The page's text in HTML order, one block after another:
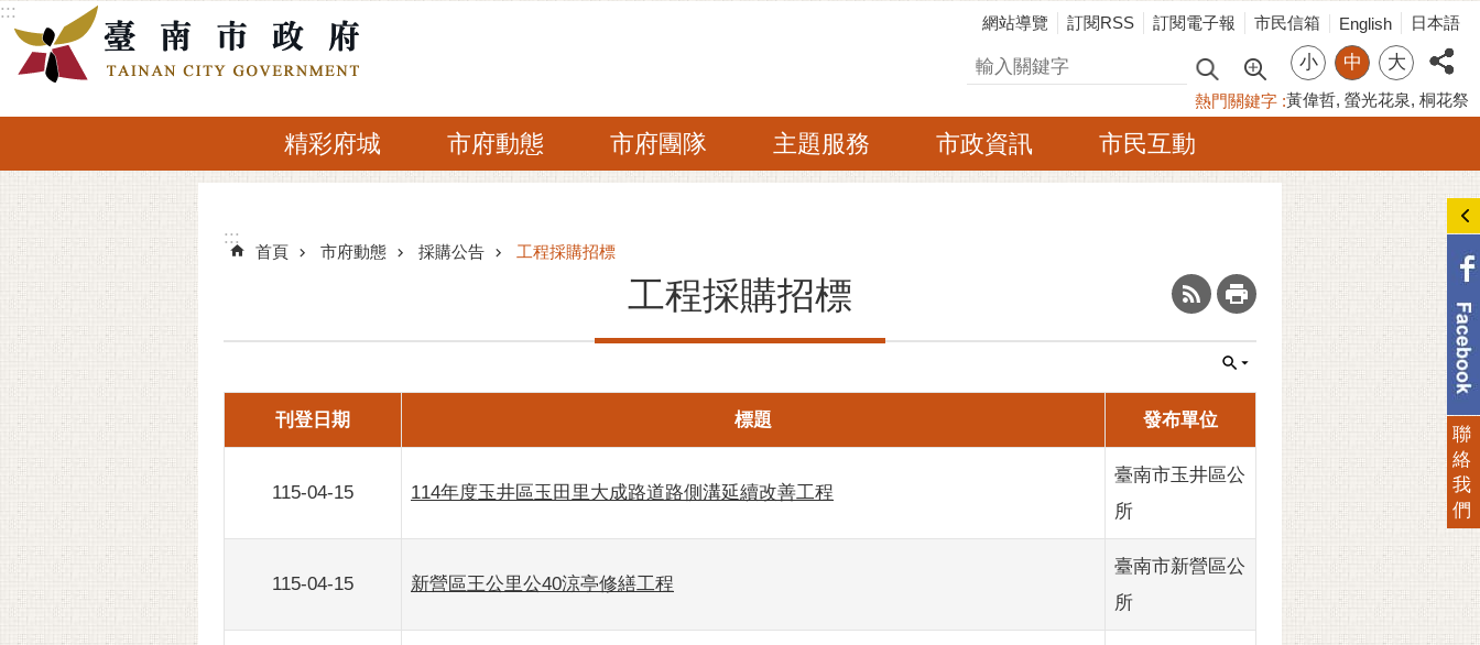
跳到主要內容區塊
:::
網站導覽 訂閱RSS 訂閱電子報 市民信箱 English 日本語
搜尋 小 中 大
熱門關鍵字 黃偉哲 螢光花泉 桐花祭
精彩府城 市府動態 市府團隊 主題服務 市政資訊 市民互動
:::
:::
首頁 市府動態 採購公告 工程採購招標
工程採購招標 _
刊登日期 標題 發布單位
115-04-15 114年度玉井區玉田里大成路道路側溝延續改善工程
臺南市玉井區公
所
115-04-15 新營區王公里公40涼亭修繕工程
臺南市新營區公
所
聯
絡
我
們